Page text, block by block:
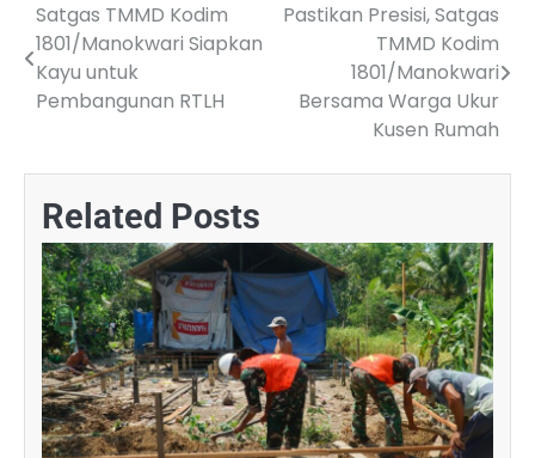
Post
navigation
Satgas TMMD Kodim
1801/Manokwari Siapkan
Kayu untuk
Pembangunan RTLH
Pastikan Presisi, Satgas
TMMD Kodim
1801/Manokwari
Bersama Warga Ukur
Kusen Rumah
Related Posts